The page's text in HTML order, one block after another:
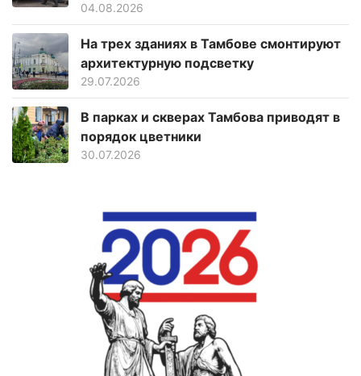
04.08.2026
На трех зданиях в Тамбове смонтируют
архитектурную подсветку
29.07.2026
В парках и скверах Тамбова приводят в
порядок цветники
30.07.2026